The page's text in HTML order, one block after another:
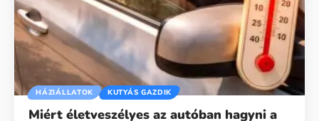
HÁZIÁLLATOK KUTYÁS GAZDIK
Miért életveszélyes az autóban hagyni a